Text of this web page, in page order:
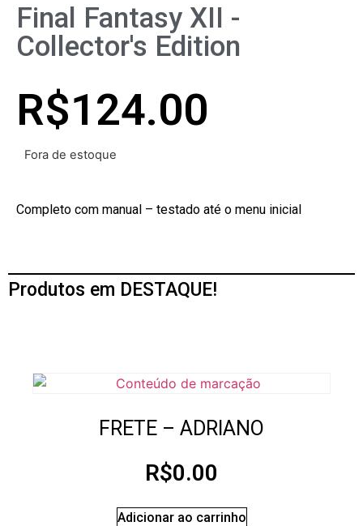
Final Fantasy XII -
Collector's Edition
R$124.00
Fora de estoque
Completo com manual – testado até o menu inicial
Produtos em DESTAQUE!
FRETE – ADRIANO
R$0.00
Adicionar ao carrinho